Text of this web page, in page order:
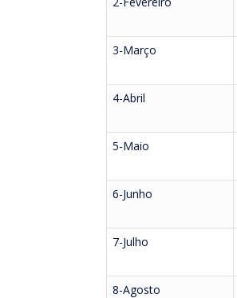
3-Março
4-Abril
5-Maio
6-Junho
7-Julho
8-Agosto